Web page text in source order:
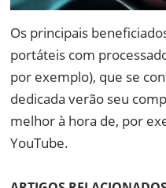
Os principais
portáteis com
por exemplo), que se
dedicada verão seu
melhor à hora de, por
YouTube.